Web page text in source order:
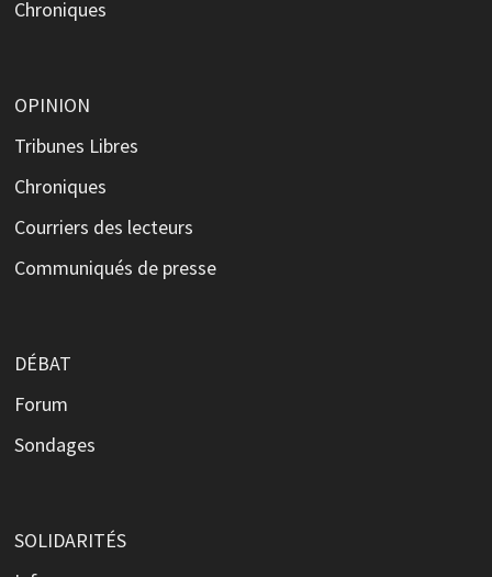
Chroniques
OPINION
Tribunes Libres
Chroniques
Courriers des lecteurs
Communiqués de presse
DÉBAT
Forum
Sondages
SOLIDARITÉS